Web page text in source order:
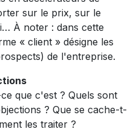
sur le prix, sur le
À noter : dans cette
« client » désigne les
de l'entreprise.
que c'est ? Quels sont
? Que se cache-t-
les traiter ?